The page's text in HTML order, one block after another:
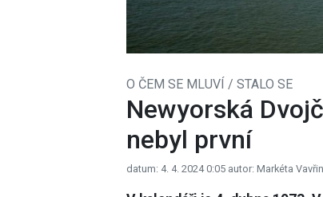
O ČEM SE MLUVÍ / STALO SE
Newyorská
nebyl první
datum: 4. 4. 2024 0:05 autor: Markéta